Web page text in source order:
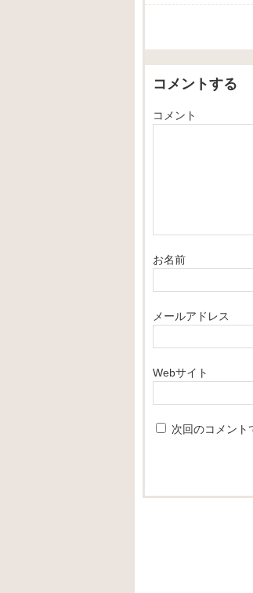
コメントする
コメント
お名前
メールアドレス
Webサイト
次回のコメント